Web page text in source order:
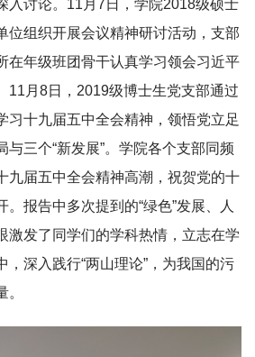
入讨论。11月7日，学院2018级硕士
位组织开展会议精神研讨活动，支部
在年级班团骨干认真学习领会习近平
11月8日，2019级博士生党支部通过
习十九届五中全会精神，领悟党立足
与三个“新发展”。学院各个支部同频
九届五中全会精神高潮，祝贺党的十
报告中多次提到的“绿色”发展、人
激发了同学们的学科热情，立志在学
，深入践行“两山理论”，为我国的污